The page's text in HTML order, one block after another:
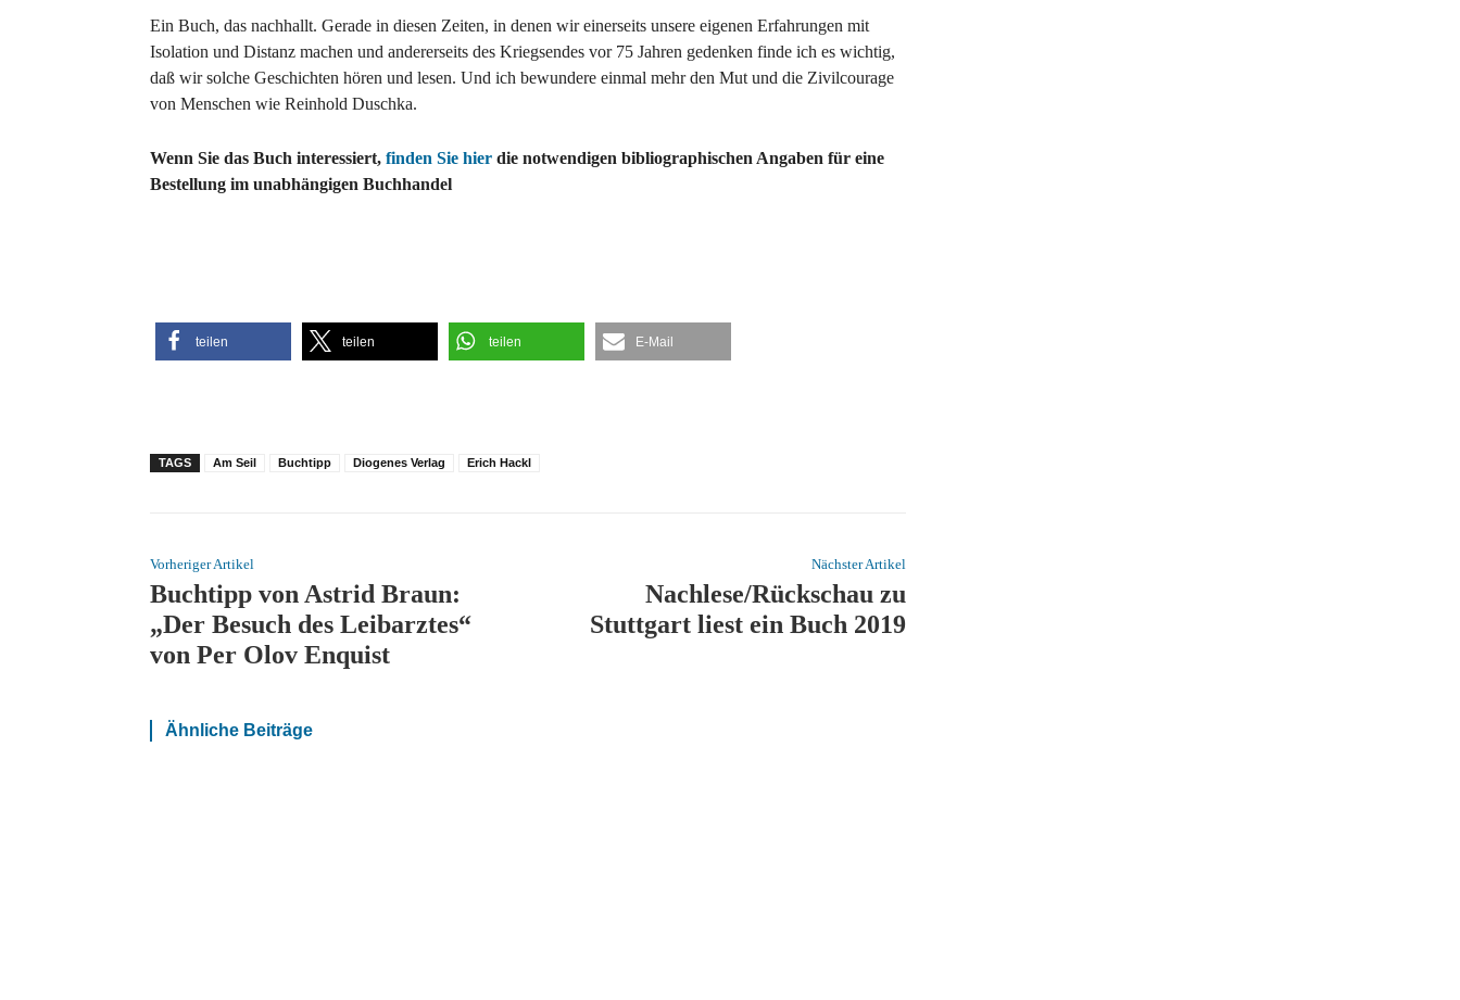
Ein Buch, das nachhallt. Gerade in diesen Zeiten, in denen wir einerseits unsere eigenen Erfahrungen mit
Isolation und Distanz machen und andererseits des Kriegsendes vor 75 Jahren gedenken finde ich es wichtig,
daß wir solche Geschichten hören und lesen. Und ich bewundere einmal mehr den Mut und die Zivilcourage
von Menschen wie Reinhold Duschka.
Wenn Sie das Buch interessiert, finden Sie hier die notwendigen bibliographischen Angaben für eine
Bestellung im unabhängigen Buchhandel
teilen teilen teilen E-Mail
TAGS Am Seil Buchtipp Diogenes Verlag Erich Hackl
Vorheriger Artikel
Buchtipp von Astrid Braun:
„Der Besuch des Leibarztes“
von Per Olov Enquist
Nächster Artikel
Nachlese/Rückschau zu
Stuttgart liest ein Buch 2019
Ähnliche Beiträge